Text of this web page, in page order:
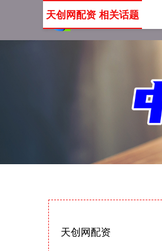
天创网配资
天创网配资 相关话题